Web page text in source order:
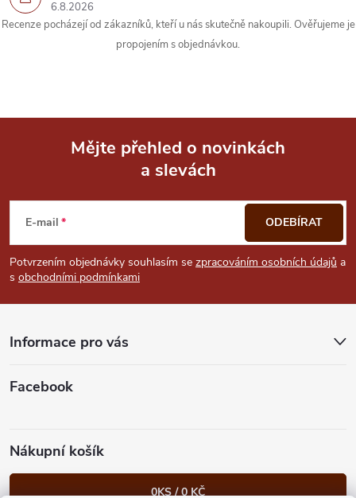
6.8.2026
Recenze pocházejí od zákazníků, kteří u nás skutečně nakoupili. Ověřujeme je
propojením s objednávkou.
p
a
Mějte přehled o novinkách
a slevách
E-mail
Potvrzením objednávky souhlasím se zpracováním osobních údajů a
s obchodními podmínkami
ODEBÍRAT
Informace pro vás
Facebook
Nákupní košík
0KS /0 KČ